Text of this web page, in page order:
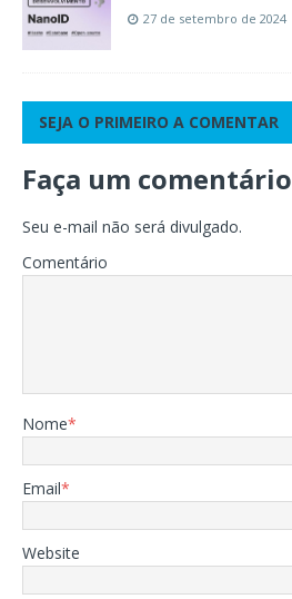
27 de setembro de 2024
SEJA O PRIMEIRO A COMENTAR
Faça um comentário
Seu e-mail não será divulgado.
Comentário
Nome*
Email*
Website